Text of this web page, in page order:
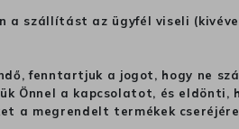
a szállítást az ügyfél viseli
fenntartjuk a jogot, hogy ne
Önnel a kapcsolatot, és
a megrendelt termékek